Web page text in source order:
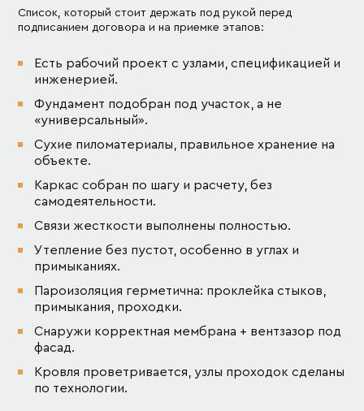
Список, который стоит держать под рукой перед
подписанием договора и на приемке этапов:
Есть рабочий проект с узлами, спецификацией и
инженерией.
Фундамент подобран под участок, а не
«универсальный».
Сухие пиломатериалы, правильное хранение на
объекте.
Каркас собран по шагу и расчету, без
самодеятельности.
Связи жесткости выполнены полностью.
Утепление без пустот, особенно в углах и
примыканиях.
Пароизоляция герметична: проклейка стыков,
примыкания, проходки.
Снаружи корректная мембрана + вентзазор под
фасад.
Кровля проветривается, узлы проходок сделаны
по технологии.